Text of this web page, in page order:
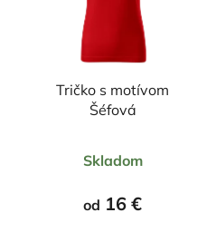
Tričko s motívom
Šéfová
hodnotenie
produktu
Skladom
od 16 €